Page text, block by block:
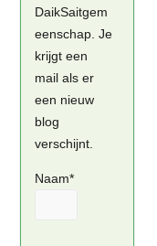
DaikSaitgem
eenschap. Je
krijgt een
mail als er
een nieuw
blog
verschijnt.
Naam*